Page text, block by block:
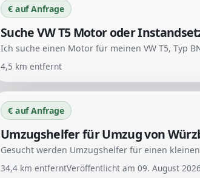
€ auf Anfrage
Suche VW T5 Motor oder
4,5 km entfernt
€ auf Anfrage
Umzugshelfer für Umzug von
34,4 km entferntVeröffentlicht am 09. August 2026